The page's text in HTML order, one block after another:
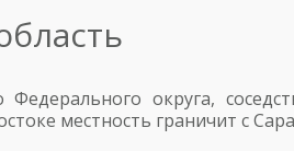
округа,
местность граничит с